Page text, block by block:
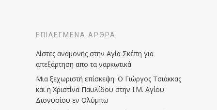
ΕΠΙΛΕΓΜΈΝΑ ΆΡΘΡΑ
Λίστες αναμονής στην Αγία Σκέπη για
απεξάρτηση απο τα ναρκωτικά
Μια ξεχωριστή επίσκεψη: Ο Γιώργος Τσιάκκας
και η Χριστίνα Παυλίδου στην Ι.Μ. Αγίου
Διονυσίου εν Ολύμπω